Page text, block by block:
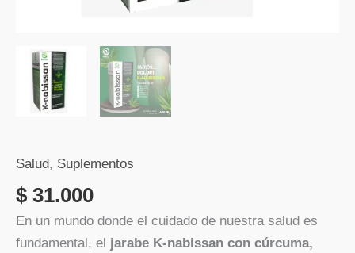
Salud, Suplementos
$ 31.000
En un mundo donde el cuidado de nuestra salud es
fundamental, el jarabe K-nabissan con cúrcuma,